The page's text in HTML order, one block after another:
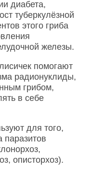
диабета,
туберкулёзной
этого гриба
железы.
помогают
радионуклиды,
грибом,
в себе
для того,
паразитов
описторхоз).